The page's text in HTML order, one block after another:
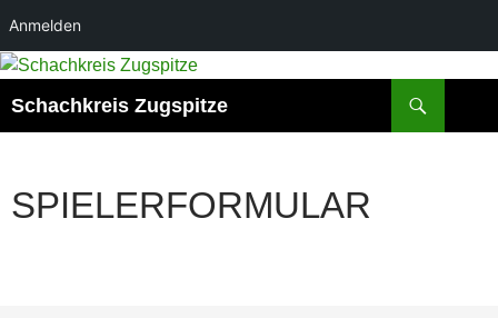
Anmelden
Zum
springen
Schachkreis Zugspitze
SPIELERFORMULAR